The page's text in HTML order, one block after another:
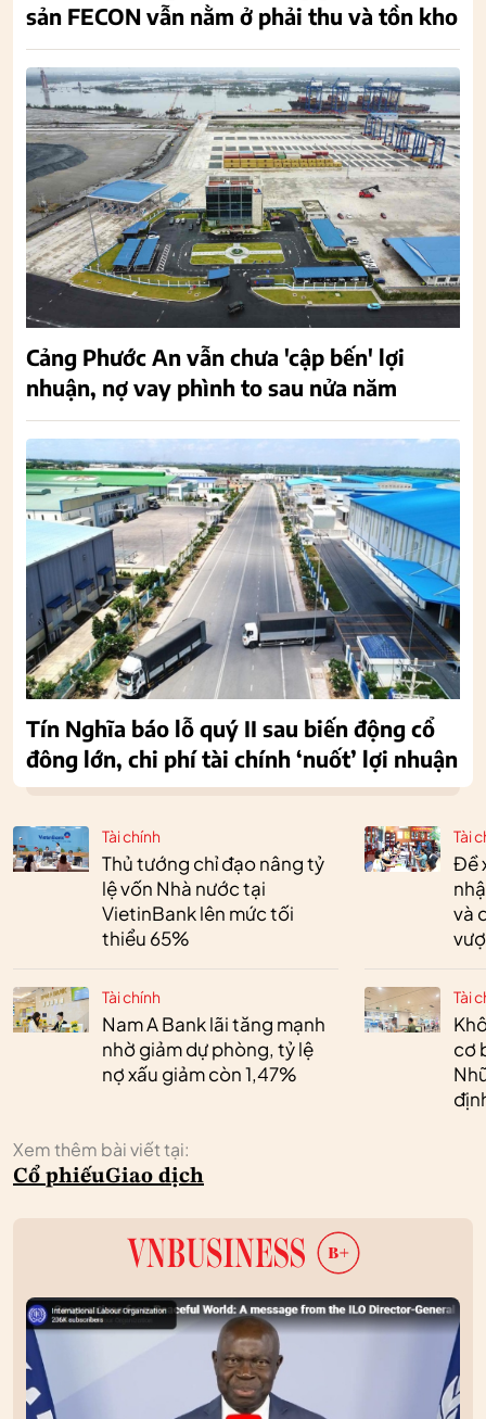
Tài chính
Thủ tướng chỉ đạo nâng tỷ
lệ vốn Nhà nước tại
VietinBank lên mức tối
thiểu 65%
Tài chính
Nam A Bank lãi tăng mạnh
nhờ giảm dự phòng, tỷ lệ
nợ xấu giảm còn 1,47%
Tài
Đề
và
Tài
cơ
Xem thêm bài viết tại:
Cổ phiếuGiao dịch
sản FECON vẫn nằm ở phải thu và tồn kho
Cảng Phước An vẫn chưa 'cập bến' lợi
nhuận, nợ vay phình to sau nửa năm
Tín Nghĩa báo lỗ quý II sau biến động cổ
đông lớn, chi phí tài chính ‘nuốt’ lợi nhuận